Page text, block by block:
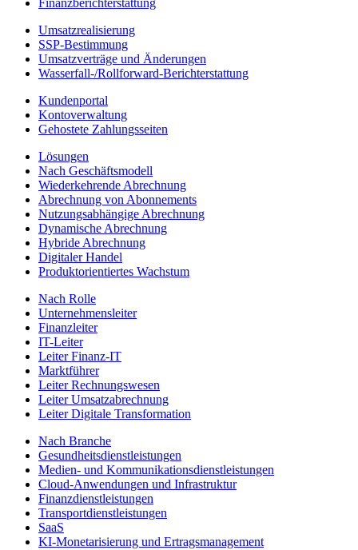
Finanzberichterstattung
Umsatzrealisierung
SSP-Bestimmung
Umsatzverträge und Änderungen
Wasserfall-/Rollforward-Berichterstattung
Kundenportal
Kontoverwaltung
Gehostete Zahlungsseiten
Lösungen
Nach Geschäftsmodell
Wiederkehrende Abrechnung
Abrechnung von Abonnements
Nutzungsabhängige Abrechnung
Dynamische Abrechnung
Hybride Abrechnung
Digitaler Handel
Produktorientiertes Wachstum
Nach Rolle
Unternehmensleiter
Finanzleiter
IT-Leiter
Leiter Finanz-IT
Marktführer
Leiter Rechnungswesen
Leiter Umsatzabrechnung
Leiter Digitale Transformation
Nach Branche
Gesundheitsdienstleistungen
Medien- und Kommunikationsdienstleistungen
Cloud-Anwendungen und Infrastruktur
Finanzdienstleistungen
Transportdienstleistungen
SaaS
KI-Monetarisierung und Ertragsmanagement